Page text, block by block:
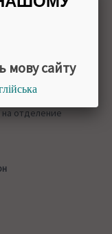
на отделение
мову сайту